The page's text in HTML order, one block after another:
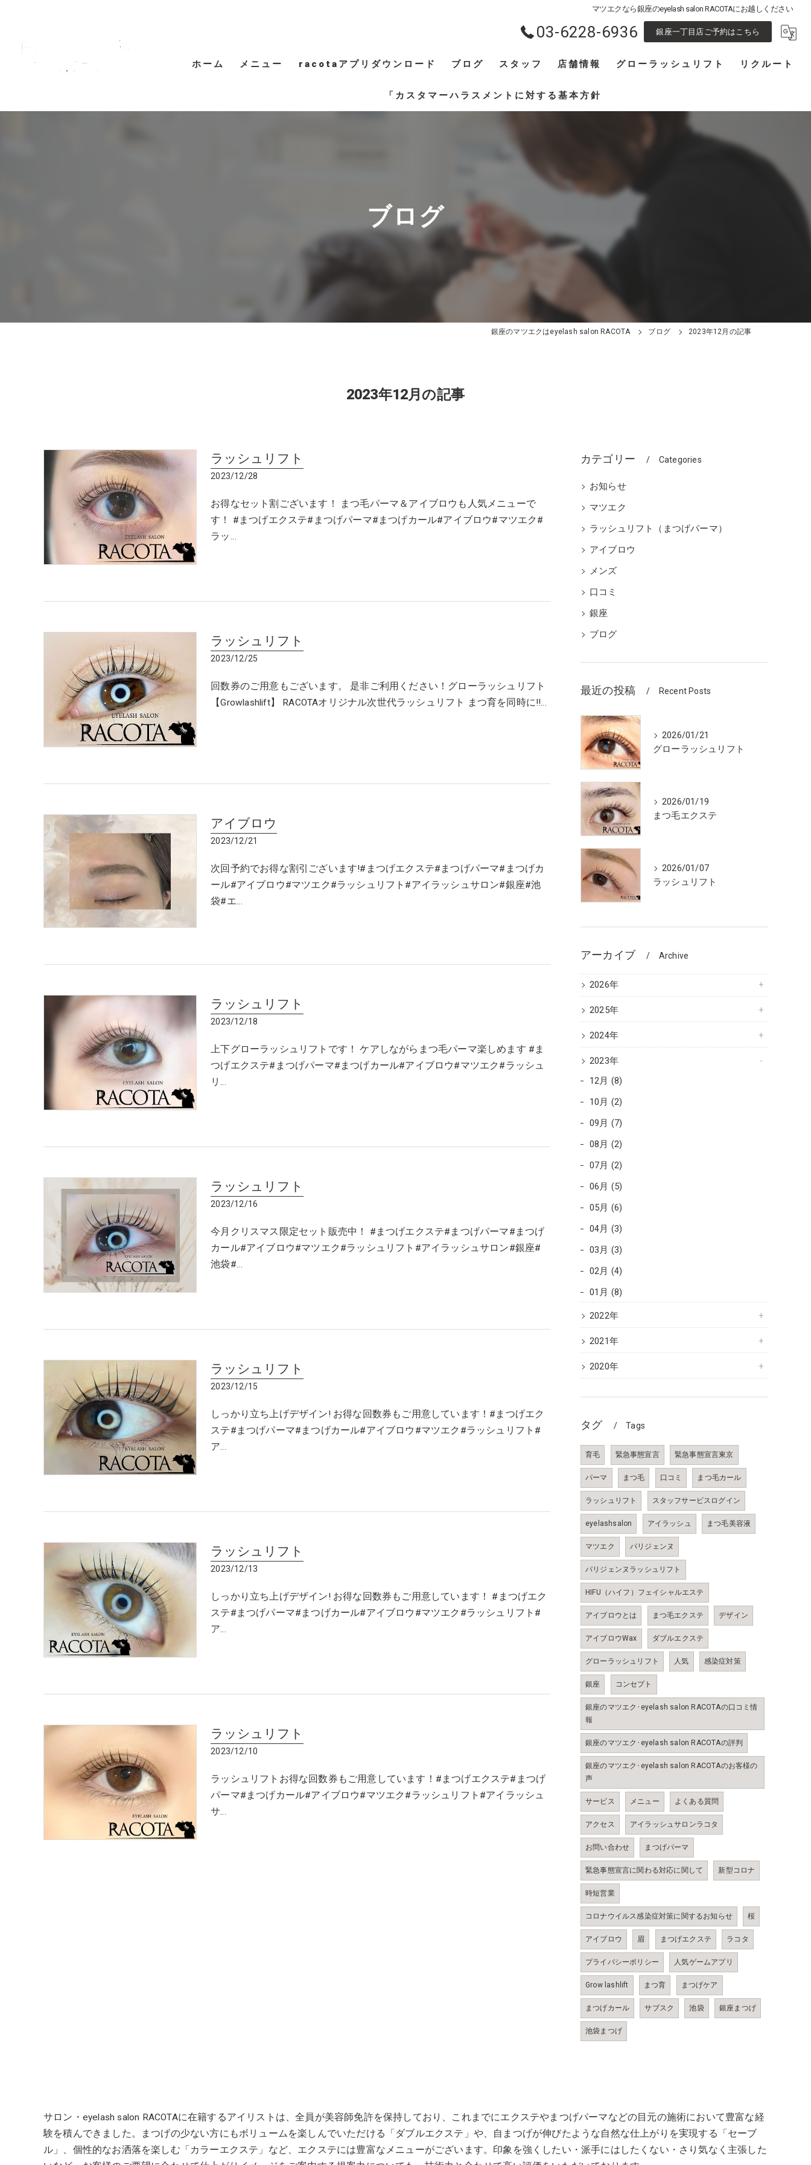
マツエクなら銀座のeyelash salon RACOTAにお越しください
03-6228-6936 銀座一丁目店ご予約はこちら
ホーム メニュー racotaアプリダウンロード ブログ
ギャラリー
スタッフ 店舗情報
池袋東口店
グローラッシュリフト リクルート
「カスタマーハラスメントに対する基本方針
ブログ
銀座のマツエクはeyelash salon RACOTA ブログ 2023年12月の記事
2023年12月の記事
ラッシュリフト
2023/12/28
お得なセット割ございます！ まつ毛パーマ＆アイブロウも人気メニューで
す！ #まつげエクステ#まつげパーマ#まつげカール#アイブロウ#マツエク#
ラッ…
ラッシュリフト
2023/12/25
回数券のご用意もございます。 是非ご利用ください！グローラッシュリフト
【Growlashlift】 RACOTAオリジナル次世代ラッシュリフト まつ育を同時に!!…
アイブロウ
2023/12/21
次回予約でお得な割引ございます!#まつげエクステ#まつげパーマ#まつげカ
ール#アイブロウ#マツエク#ラッシュリフト#アイラッシュサロン#銀座#池
袋#エ…
ラッシュリフト
2023/12/18
上下グローラッシュリフトです！ ケアしながらまつ毛パーマ楽しめます #ま
つげエクステ#まつげパーマ#まつげカール#アイブロウ#マツエク#ラッシュ
リ…
ラッシュリフト
2023/12/16
今月クリスマス限定セット販売中！ #まつげエクステ#まつげパーマ#まつげ
カール#アイブロウ#マツエク#ラッシュリフト#アイラッシュサロン#銀座#
池袋#…
ラッシュリフト
2023/12/15
しっかり立ち上げデザイン! お得な回数券もご用意しています！#まつげエク
ステ#まつげパーマ#まつげカール#アイブロウ#マツエク#ラッシュリフト#
ア…
ラッシュリフト
2023/12/13
しっかり立ち上げデザイン! お得な回数券もご用意しています！ #まつげエク
ステ#まつげパーマ#まつげカール#アイブロウ#マツエク#ラッシュリフト#
ア…
ラッシュリフト
2023/12/10
ラッシュリフトお得な回数券もご用意しています！#まつげエクステ#まつげ
パーマ#まつげカール#アイブロウ#マツエク#ラッシュリフト#アイラッシュ
サ…
カテゴリー Categories
お知らせ
マツエク
ラッシュリフト（まつげパーマ）
アイブロウ
メンズ
口コミ
銀座
ブログ
最近の投稿 Recent Posts
2026/01/21
グローラッシュリフト
2026/01/19
まつ毛エクステ
2026/01/07
ラッシュリフト
アーカイブ Archive
2026年
2025年
2024年
2023年
12月 (8)
10月 (2)
09月 (7)
08月 (2)
07月 (2)
06月 (5)
05月 (6)
04月 (3)
03月 (3)
02月 (4)
01月 (8)
2022年
2021年
2020年
タグ Tags
育毛 緊急事態宣言 緊急事態宣言東京
パーマ まつ毛 口コミ まつ毛カール
ラッシュリフト スタッフサービスログイン
eyelashsalon アイラッシュ まつ毛美容液
マツエク パリジェンヌ
パリジェンヌラッシュリフト
HIFU（ハイフ）フェイシャルエステ
アイブロウとは まつ毛エクステ デザイン
アイブロウWax ダブルエクステ
グローラッシュリフト 人気 感染症対策
銀座 コンセプト
銀座のマツエク･eyelash salon RACOTAの口コミ情
報
銀座のマツエク･eyelash salon RACOTAの評判
銀座のマツエク･eyelash salon RACOTAのお客様の
声
サービス メニュー よくある質問
アクセス アイラッシュサロンラコタ
お問い合わせ まつげパーマ
緊急事態宣言に関わる対応に関して 新型コロナ
時短営業
コロナウイルス感染症対策に関するお知らせ 桜
アイブロウ 眉 まつげエクステ ラコタ
プライバシーポリシー 人気ゲームアプリ
Grow lashlift まつ育 まつげケア
まつげカール サブスク 池袋 銀座まつげ
池袋まつげ
サロン・eyelash salon RACOTAに在籍するアイリストは、全員が美容師免許を保持しており、これまでにエクステやまつげパーマなどの目元の施術において豊富な経
験を積んできました。まつげの少ない方にもボリュームを楽しんでいただける「ダブルエクステ」や、自まつげが伸びたような自然な仕上がりを実現する「セーブ
ル」、個性的なお洒落を楽しむ「カラーエクステ」など、エクステには豊富なメニューがございます。印象を強くしたい・派手にはしたくない・さり気なく主張した